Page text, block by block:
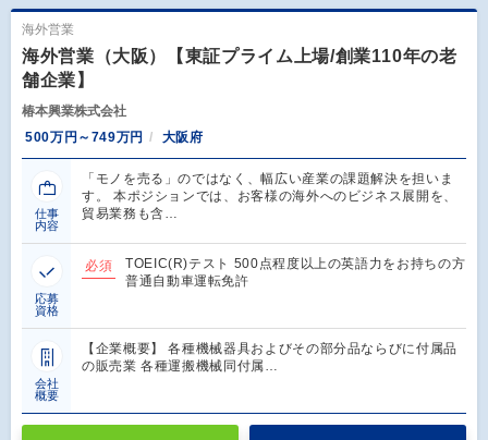
海外営業
海外営業（大阪）【東証プライム上場/創業110年の老
舗企業】
椿本興業株式会社
500万円～749万円
大阪府
仕事
内容
「モノを売る」のではなく、幅広い産業の課題解決を担いま
す。 本ポジションでは、お客様の海外へのビジネス展開を、
貿易業務も含…
応募
資格
必須
TOEIC(R)テスト 500点程度以上の英語力をお持ちの方
普通自動車運転免許
会社
概要
【企業概要】 各種機械器具およびその部分品ならびに付属品
の販売業 各種運搬機械同付属…